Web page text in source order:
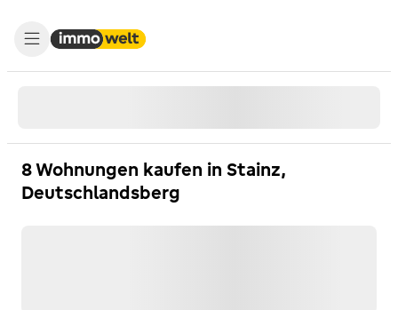
8 Wohnungen kaufen in Stainz,
Deutschlandsberg